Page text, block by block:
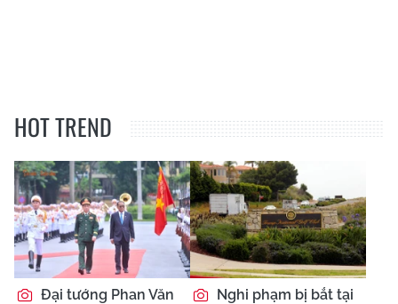
HOT TREND
Đại tướng Phan Văn
Nghi phạm bị bắt tại